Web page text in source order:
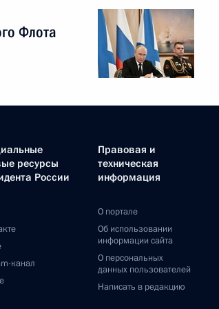
Флота
ресурсы
России
канал
Правовая и
техническая
информация
О портале
Об использовании
информации сайта
О персональных
данных пользователей
Написать в редакцию